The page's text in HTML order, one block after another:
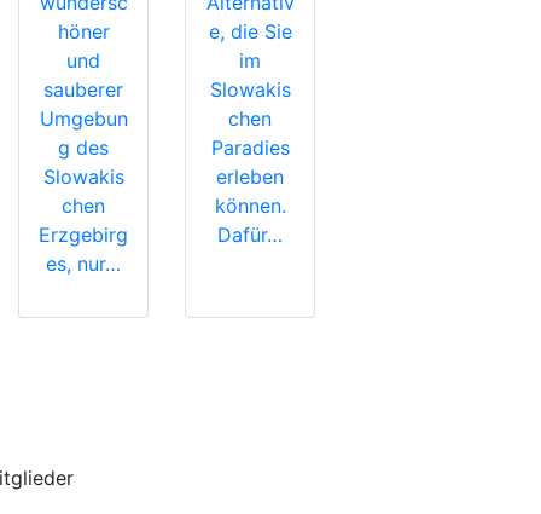
höner
und
sauberer
Umgebun
g des
Slowakis
chen
Erzgebirg
es, nur…
e, die Sie
im
Slowakis
chen
Paradies
erleben
können.
Dafür…